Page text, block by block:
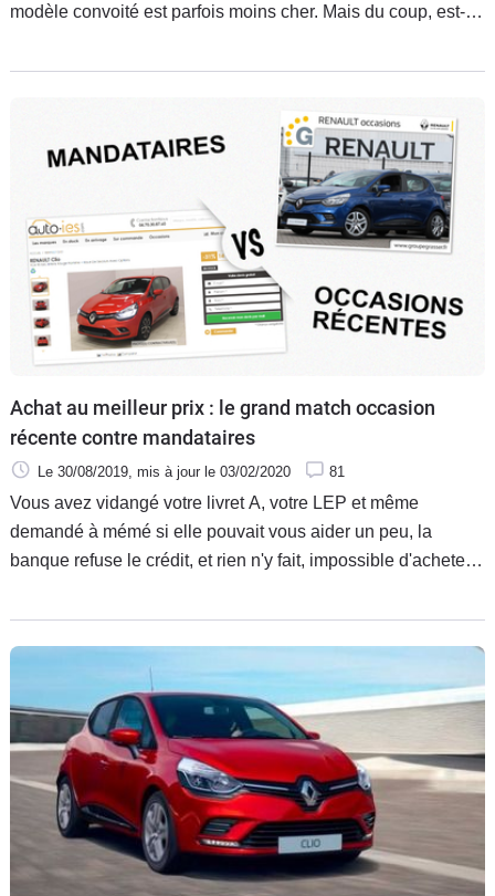
modèle convoité est parfois moins cher. Mais du coup, est-ce
la question, et y répond pour vous.
Achat au meilleur prix : le grand match occasion
récente contre mandataires
Le 30/08/2019 , mis à jour le 03/02/2020 81
Vous avez vidangé votre livret A, votre LEP et même
demandé à mémé si elle pouvait vous aider un peu, la
banque refuse le crédit, et rien n'y fait, impossible d'acheter
rabattrez sur de l'occasion récente. C'est moins cher, et
"presque" neuf… Mais avez-vous pensé aux mandataires ?
Avec des rabais qui dépassent parfois les 35 %, ils sont
compétitifs, et leurs véhicules n'ont pas roulé ! Alors quelle
formule est la plus intéressante financièrement ? Réponse
en quelques matchs, concernant les stars du marché.